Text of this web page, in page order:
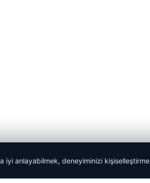
iyi anlayabilmek, deneyiminizi